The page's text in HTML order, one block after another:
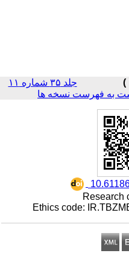
جلد ۳۵ شماره ۱۱
به فهرست نسخه ها
Ethics code: